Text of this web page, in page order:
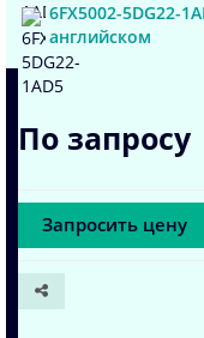
6FX5002-5DG22-
английском
По запросу
Запросить цену